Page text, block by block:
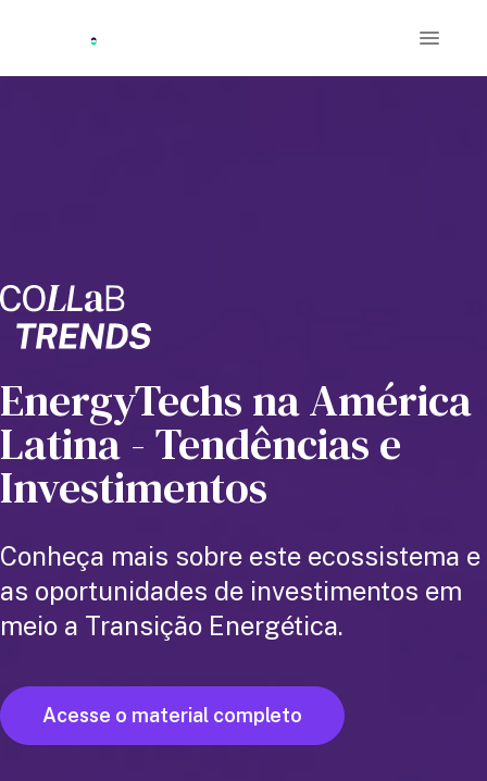
EnergyTechs na América
Latina - Tendências e
Investimentos
Conheça mais sobre este ecossistema e
as oportunidades de investimentos em
meio a Transição Energética.
Acesse o material completo